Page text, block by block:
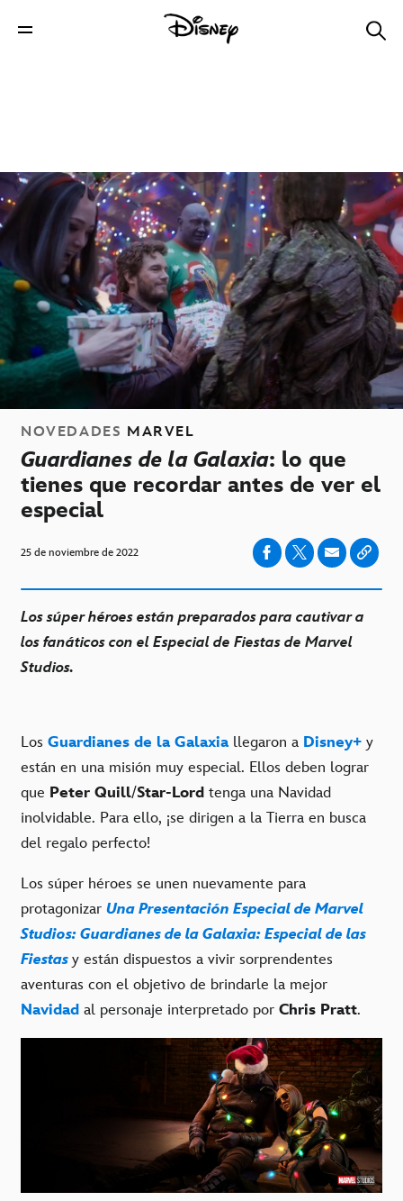
NOVEDADES MARVEL
Guardianes de la Galaxia: lo que
tienes que recordar antes de ver el
especial
25 de noviembre de 2022
Los súper héroes están preparados para cautivar a
los fanáticos con el Especial de Fiestas de Marvel
Studios.
Los Guardianes de la Galaxiallegaron a Disney+ y
están en una misión muy especial. Ellos deben lograr
que Peter Quill/Star-Lord tenga una Navidad
inolvidable. Para ello, ¡se dirigen a la Tierra en busca
del regalo perfecto!
Los súper héroes se unen nuevamente para
protagonizar Una Presentación Especial de Marvel
Studios: Guardianes de la Galaxia: Especial de las
Fiestas y están dispuestos a vivir sorprendentes
aventuras con el objetivo de brindarle la mejor
Navidad al personaje interpretado por Chris Pratt.